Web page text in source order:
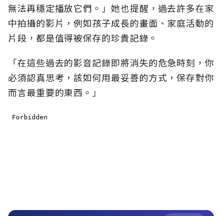
無法再穩定播放它們。」她也提醒，過去許多在家
中拍攝的影片，例如孩子成長的畫面、家庭活動的
片段，都是值得被保存的珍貴記錄。
「在這些過去的影音記錄即將消失的危急時刻，你
必須認真思考，該如何用最妥善的方式，保存對你
而言最重要的東西。」